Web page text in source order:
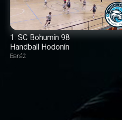
1. SC Bohumín 98
Handball Hodonín
Baráž